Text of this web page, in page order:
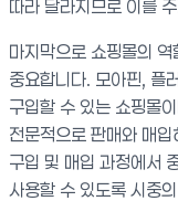
따라 달라지므로 이를
마지막으로 쇼핑몰의
중요합니다. 모아핀, 플
구입할 수 있는 쇼핑몰
전문적으로 판매와 매
구입 및 매입 과정에서
사용할 수 있도록 시중